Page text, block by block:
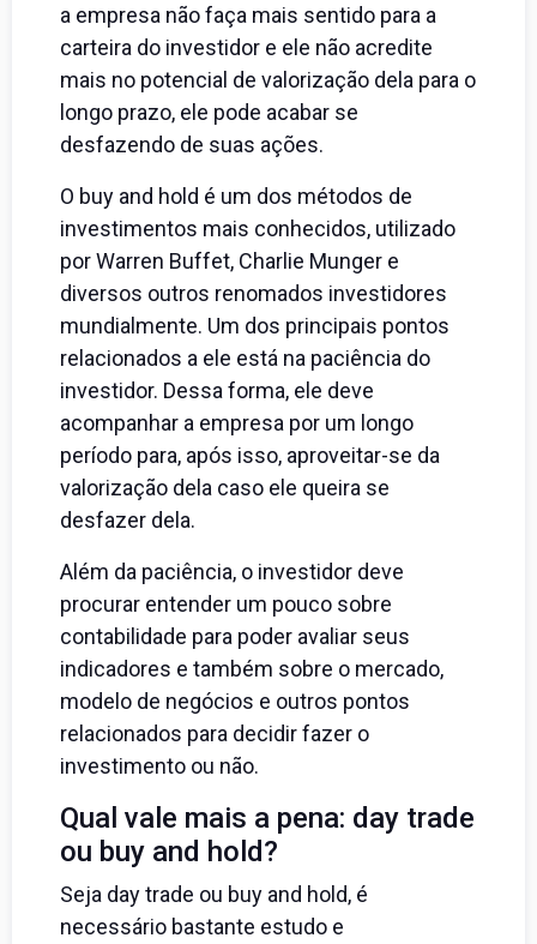
a empresa não faça mais sentido para a
carteira do investidor e ele não acredite
mais no potencial de valorização dela para o
longo prazo, ele pode acabar se
desfazendo de suas ações.
O buy and hold é um dos métodos de
investimentos mais conhecidos, utilizado
por Warren Buffet, Charlie Munger e
diversos outros renomados investidores
mundialmente. Um dos principais pontos
relacionados a ele está na paciência do
investidor. Dessa forma, ele deve
acompanhar a empresa por um longo
período para, após isso, aproveitar-se da
valorização dela caso ele queira se
desfazer dela.
Além da paciência, o investidor deve
procurar entender um pouco sobre
contabilidade para poder avaliar seus
indicadores e também sobre o mercado,
modelo de negócios e outros pontos
relacionados para decidir fazer o
investimento ou não.
Qual vale mais a pena: day trade
ou buy and hold?
Seja day trade ou buy and hold, é
necessário bastante estudo e